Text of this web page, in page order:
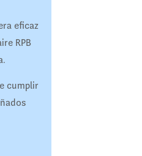
eficaz
RPB
cumplir